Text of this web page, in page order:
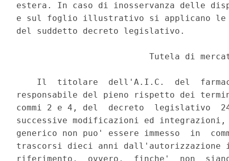
estera. In caso di inosservanza delle
e sul foglio illustrativo si applicano
del suddetto decreto legislativo.
Tutela di
Il  titolare  dell'A.I.C.  del
responsabile del pieno rispetto dei
commi 2 e 4, del  decreto  legislativo
successive modificazioni ed
generico non puo' essere immesso  in
trascorsi dieci anni
riferimento,  ovvero,  finche'  non